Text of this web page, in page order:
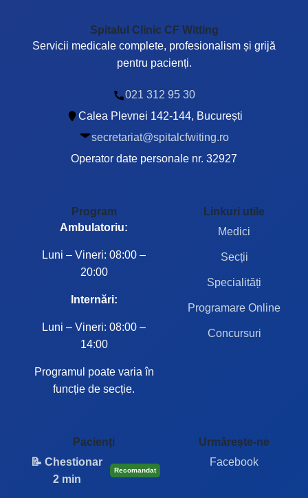
Spitalul Clinic CF Witting
Servicii medicale complete, profesionalism și grijă
pentru pacienți.
021 312 95 30
Calea Plevnei 142-144, București
secretariat@spitalcfwiting.ro
Operator date personale nr. 32927
Program
Ambulatoriu:
Luni – Vineri: 08:00 –
20:00
Internări:
Luni – Vineri: 08:00 –
14:00
Programul poate varia în
funcție de secție.
Linkuri utile
Medici
Secții
Specialități
Programare Online
Concursuri
Pacienți
📝 Chestionar
2 min
Recomandat
Urmărește-ne
Facebook